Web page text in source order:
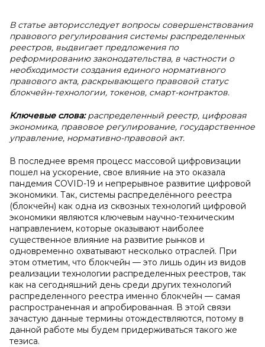
В статье авторисследует вопросы совершенствования
правового регулирования системы распределенных
реестров, выдвигает предложения по
реформированию законодательства, в частности о
необходимости создания единого нормативного
правового акта, раскрывающего правовой статус
блокчейн-технологии, токенов, смарт-контрактов.
Ключевые слова:распределенный реестр, цифровая
экономика, правовое регулирование, государственное
управление, нормативно-правовой акт.
В последнее время процесс массовой цифровизации
пошел на ускорение, свое влияние на это оказала
пандемия COVID-19 и непрерывное развитие цифровой
экономики. Так, системы распределённого реестра
(блокчейн) как одна из сквозных технологий цифровой
экономики являются ключевым научно-техническим
направлением, которые оказывают наиболее
существенное влияние на развитие рынков и
одновременно охватывают несколько отраслей. При
этом отметим, что блокчейн — это лишь один из видов
реализации технологии распределенных реестров, так
как на сегодняшний день среди других технологий
распределенного реестра именно блокчейн — самая
распространенная и апробированная. В этой связи
зачастую данные термины отождествляются, потому в
данной работе мы будем придерживаться такого же
тезиса.